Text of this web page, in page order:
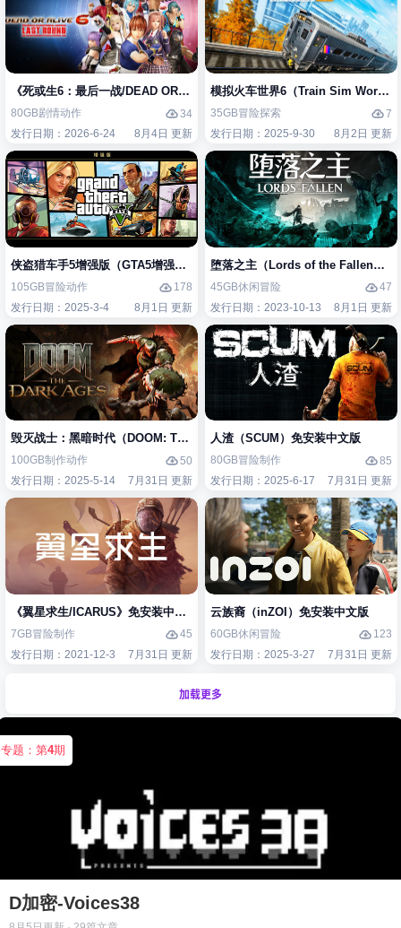
《死或生6：最后一战/DEAD OR ALIVE 6 Last Round》免安装中文版
80GB剧情动作
34
发行日期：2026-6-24
8月4日 更新
模拟火车世界6（Train Sim World 6
35GB冒险探索
7
发行日期：2025-9-30
8月2日 更新
侠盗猎车手5增强版（GTA5增强版（Grand Theft Auto V Enhanced）免安
105GB冒险动作
178
发行日期：2025-3-4
8月1日 更新
堕落之主（Lords of the Fallen）免
45GB休闲冒险
47
发行日期：2023-10-13
8月1日 更新
毁灭战士：黑暗时代（DOOM: The Dark Ages）免安装中文版
100GB制作动作
50
发行日期：2025-5-14
7月31日 更新
人渣（SCUM）免安装中文版
80GB冒险制作
85
发行日期：2025-6-17
7月31日 更新
《翼星求生/ICARUS》免安装中文版
7GB冒险制作
45
发行日期：2021-12-3
7月31日 更新
云族裔（inZOI）免安装中文版
60GB休闲冒险
123
发行日期：2025-3-27
7月31日 更新
加载更多
专题：第4期
D加密-Voices38